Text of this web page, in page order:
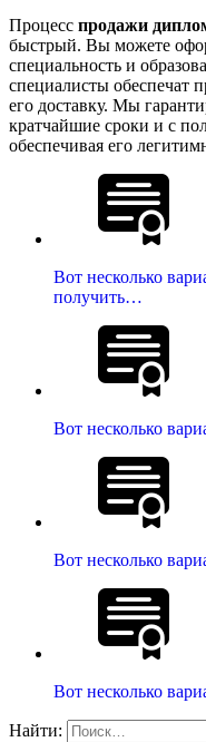
Процесс продажи
быстрый. Вы можете
специальность и
специалисты обеспечат
его доставку. Мы
кратчайшие сроки и с
обеспечивая его
Вот несколько
получить…
Вот несколько
Вот несколько
Вот несколько
Найти: